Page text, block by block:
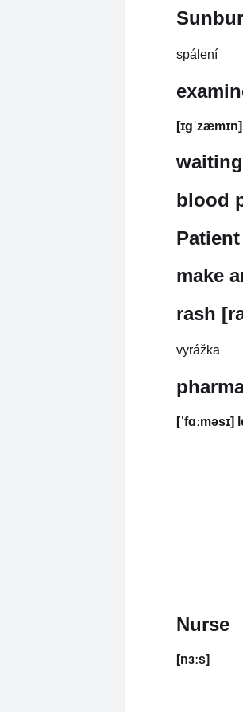
spálení
blood
Patient
make
rash
vyrážka
[ˈfɑːməsɪ]
Nurse
[nɜːs]